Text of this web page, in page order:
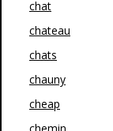
chat
chateau
chats
chauny
cheap